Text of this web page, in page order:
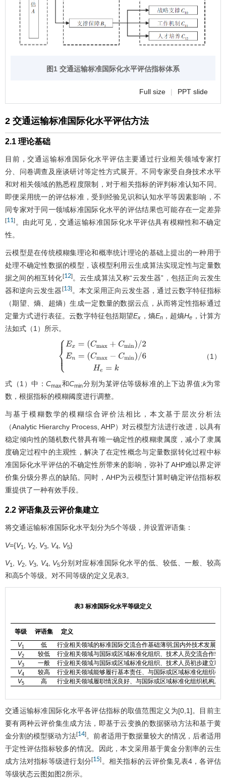
图1 交通运输标准国际化水平评估指标体系
Full size | PPT slide
2 交通运输标准国际化水平评估方法
2.1 理论基础
目前，交通运输标准国际化水平评估主要通过行业相关领域专家打
分、问卷调查及座谈研讨等定性方式展开。不同专家受自身技术水平
和对相关领域的熟悉程度限制，对于相关指标的评判标准认知不同。
即便采用统一的评估标准，受到经验见识和认知水平等因素影响，不
同专家对于同一领域标准国际化水平的评估结果也可能存在一定差异
[11] 。由此可见，交通运输标准国际化水平评估具有模糊性和不确定
性。
云模型是在传统模糊集理论和概率统计理论的基础上提出的一种用于
处理不确定性数据的模型，该模型利用云生成算法实现定性与定量数
据之间的相互转化[12]。云生成算法又称“云发生器”，包括正向云发生
器和逆向云发生器[13]。本文采用正向云发生器，通过云数字特征指标
（期望、熵、超熵）生成一定数量的数据云点，从而将定性指标通过
定量方式进行表征。云数字特征包括期望Ex ，熵En，超熵He ，计算方
法如式（1）所示。
Ex= (C max+Cmin)/2En=
Cm n) 6H
（1）
式（1）中：Cmax和Cmin分别为某评估等级标准的上下边界值;k为常
数，根据指标的模糊阈度进行调整。
与基于模糊数学的模糊综合评价法相比，本文基于层次分析法
（Analytic Hierarchy Process, AHP）对云模型方法进行改进，以具有
稳定倾向性的随机数代替具有唯一确定性的模糊隶属度，减小了隶属
度确定过程中的主观性，解决了在定性概念与定量数据转化过程中标
准国际化水平评估的不确定性所带来的影响，弥补了AHP难以界定评
价集分级分界点的缺陷。同时，AHP为云模型计算时确定评估指标权
重提供了一种有效手段。
2.2 评语集及云评价集建立
将交通运输标准国际化水平划分为5个等级，并设置评语集：
V={V1 , V2, V3, V4, V5}
V1 , V2, V3, V4, V5分别对应标准国际化水平的低、较低、一般、较高
和高5个等级。对不同等级的定义见表3。
表3 标准国际化水平等级定义
等级 评语集
定义
V1 低
行业相关领域的标准国际交流合作基础薄弱;国内外技术发展
V2 较低
行业相关领域与国际或区域标准化组织、技术人员交流合作较
V3 一般
行业相关领域与国际或区域标准化组织、技术人员初步建立联
V4 较高
行业相关领域能够履行基本责任、与国际或区域标准化组织机
V5 高 行业相关领域履职情况良好、与国际或区域标准化组织机构及
交通运输标准国际化水平各评估指标的取值范围定义为[0,1]。目前主
要有两种云评价集生成方法，即基于云变换的数据驱动方法和基于黄
金分割的模型驱动方法[14]。前者适用于数据量较大的情况，后者适用
于定性评估指标较多的情况。因此，本文采用基于黄金分割率的云生
成方法对指标等级进行划分[15]。相关指标的云评价集见表4，各评估
等级状态云图如图2所示。